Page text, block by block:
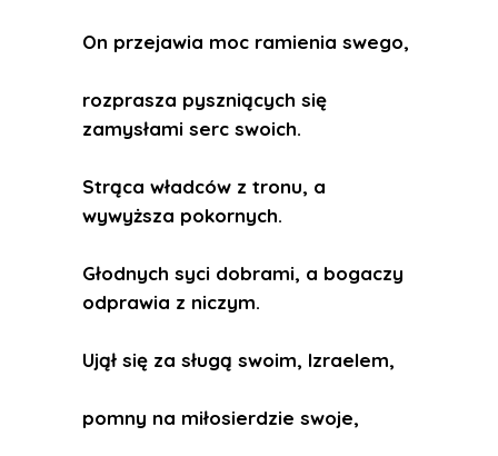
On przejawia moc ramienia swego,
rozprasza pyszniących się
zamysłami serc swoich.
Strąca władców z tronu, a
wywyższa pokornych.
Głodnych syci dobrami, a bogaczy
odprawia z niczym.
Ujął się za sługą swoim, Izraelem,
pomny na miłosierdzie swoje,